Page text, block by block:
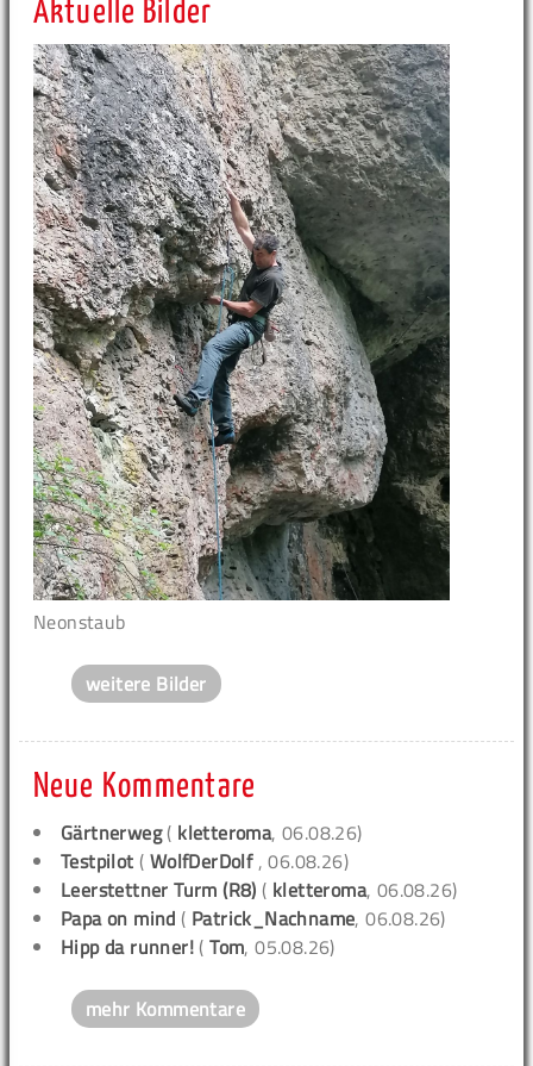
Aktuelle Bilder
Neonstaub
weitere Bilder
Neue Kommentare
Gärtnerweg( kletteroma, 06.08.26)
Testpilot ( WolfDerDolf , 06.08.26)
Leerstettner Turm (R8) ( kletteroma, 06.08.26)
Papa on mind ( Patrick_Nachname, 06.08.26)
Hipp da runner! (Tom, 05.08.26)
mehr Kommentare